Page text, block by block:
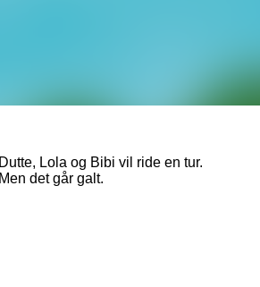
Dutte, Lola og Bibi vil ride en tur.
Men det går galt.